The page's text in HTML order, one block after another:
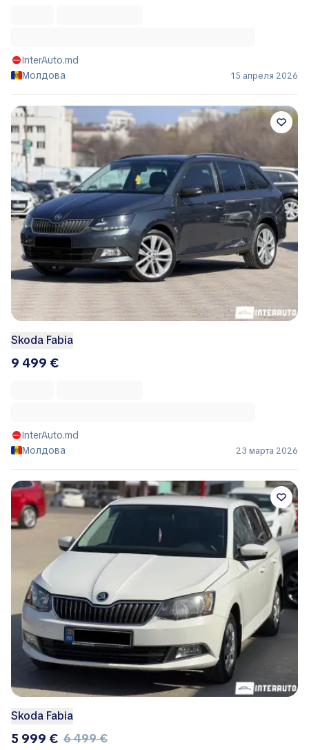
InterAuto.md
Молдова
15 апреля 2026
Skoda Fabia
9 499 €
InterAuto.md
Молдова
23 марта 2026
Skoda Fabia
5 999 € 6 499 €